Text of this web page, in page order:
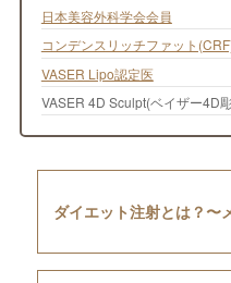
日本美容外科学会会員
コンデンスリッチファット
VASER Lipo認定医
VASER 4D Sculpt(ベイザー4D
ダイエット注射とは？〜